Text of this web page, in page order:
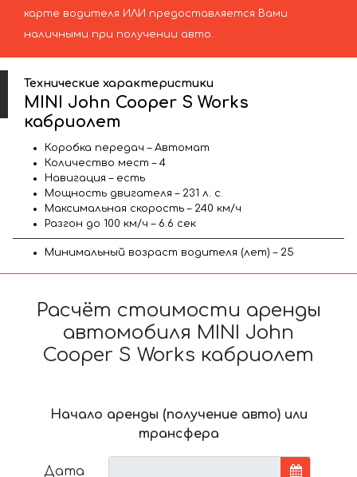
карте водителя ИЛИ предоставляется Вами
наличными при получении авто.
Технические характеристики
MINI John Cooper S Works
кабриолет
Коробка передач – Автомат
Количество мест – 4
Навигация – есть
Мощность двигателя – 231 л. с.
Максимальная скорость – 240 км/ч
Разгон до 100 км/ч – 6.6 сек
Минимальный возраст водителя (лет) – 25
Расчёт стоимости аренды
автомобиля MINI John
Cooper S Works кабриолет
Начало аренды (получение авто) или
трансфера
Дата